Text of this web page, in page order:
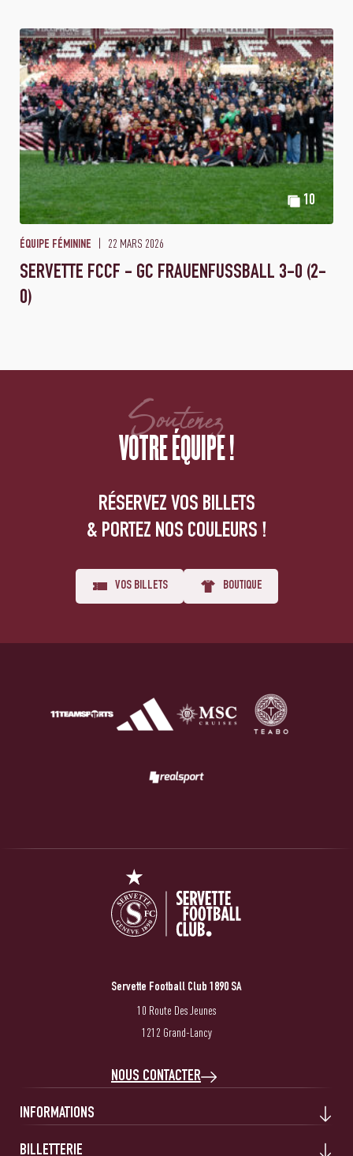
10
ÉQUIPE FÉMININE 22 MARS 2026
SERVETTE FCCF - GC FRAUENFUSSBALL 3-0 (2-
0)
Soutenez
VOTRE ÉQUIPE !
RÉSERVEZ VOS BILLETS
& PORTEZ NOS COULEURS !
VOS BILLETS BOUTIQUE
Servette Football Club 1890 SA
10 Route Des Jeunes
1212 Grand-Lancy
NOUS CONTACTER
INFORMATIONS
BILLETTERIE